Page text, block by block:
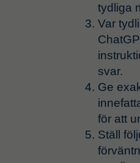
tydliga
Var
svar.
Ge
för att
Ställ